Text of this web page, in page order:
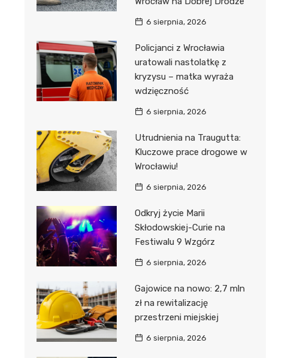
6 sierpnia, 2026
Policjanci z Wrocławia
uratowali nastolatkę z
kryzysu – matka wyraża
wdzięczność
6 sierpnia, 2026
Utrudnienia na Traugutta:
Kluczowe prace drogowe w
Wrocławiu!
6 sierpnia, 2026
Odkryj życie Marii
Skłodowskiej-Curie na
Festiwalu 9 Wzgórz
6 sierpnia, 2026
Gajowice na nowo: 2,7 mln
zł na rewitalizację
przestrzeni miejskiej
6 sierpnia, 2026